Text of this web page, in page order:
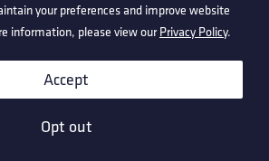
your preferences and improve website
information, please view ourPrivacy Policy.
Opt out
Accept
your preferences and improve website
information, please view ourPrivacy Policy.
Opt out
Accept